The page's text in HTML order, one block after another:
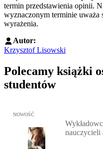
termin przedstawienia opinii.
wyznaczonym terminie uważa
wyrażenia.
Autor:
Krzysztof Lisowski
Polecamy książki
studentów
Przejdź do: Wykładowcy
NOWOŚĆ
nauczycieli